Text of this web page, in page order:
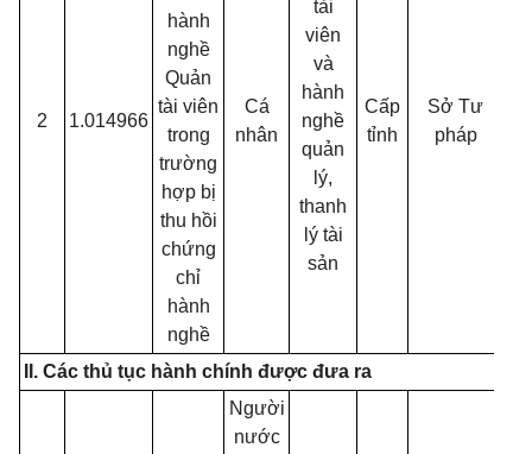
2 1.014966
hành
nghề
Quản
tài viên
trong
trường
hợp bị
thu hồi
chứng
chỉ
hành
nghề
Cá
nhân
tài
viên
và
hành
nghề
quản
lý,
thanh
lý tài
sản
Cấp
tỉnh
Sở Tư
pháp
II. Các thủ tục hành chính được đưa ra
Người
nước